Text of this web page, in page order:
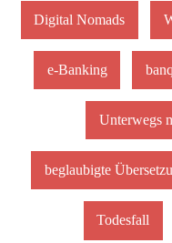
Digital Nomads
e-Banking
Unterwegs
beglaubigte
Todesfall